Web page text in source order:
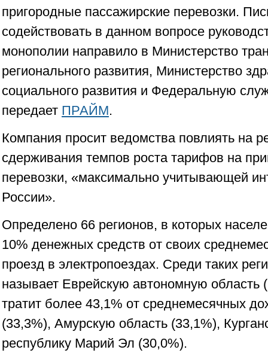
пригородные пассажирские перевозки.
содействовать в данном вопросе
монополии направило в Министерство
регионального развития, Министерство
социального развития и Федеральную
передает ПРАЙМ.
Компания просит ведомства повлиять на
сдерживания темпов роста тарифов на
перевозки, «максимально учитывающей
России».
Определено 66 регионов, в которых
10% денежных средств от своих
проезд в электропоездах. Среди таких
называет Еврейскую автономную область
тратит более 43,1% от среднемесячных
(33,3%), Амурскую область (33,1%),
республику Марий Эл (30,0%).